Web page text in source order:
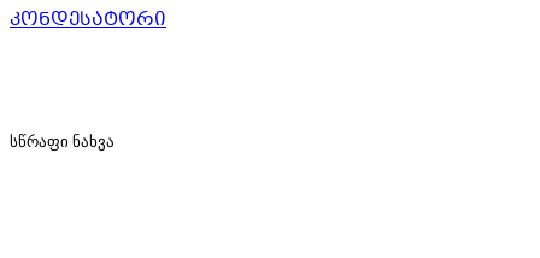
კონდესატორი
სწრაფი ნახვა